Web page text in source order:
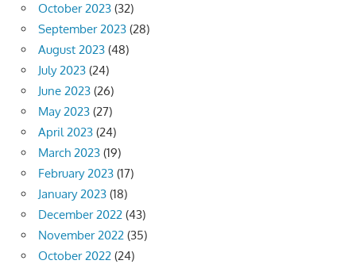
October 2023 (32)
September 2023 (28)
August 2023 (48)
July 2023 (24)
June 2023 (26)
May 2023 (27)
April 2023 (24)
March 2023 (19)
February 2023 (17)
January 2023 (18)
December 2022 (43)
November 2022 (35)
October 2022 (24)